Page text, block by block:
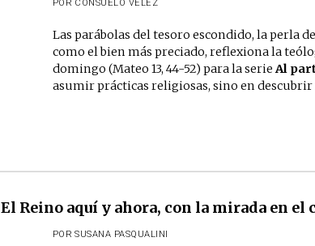
Las parábolas del tesoro escondido, la perla
como el bien más preciado, reflexiona la
domingo (Mateo 13, 44-52) para la serieAl
asumir prácticas religiosas, sino en
POR CONSUELO VÉLEZ
El Reino aquí y ahora, con la mirada en el
POR SUSANA PASQUALINI